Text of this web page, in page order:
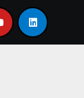
Chiquitina